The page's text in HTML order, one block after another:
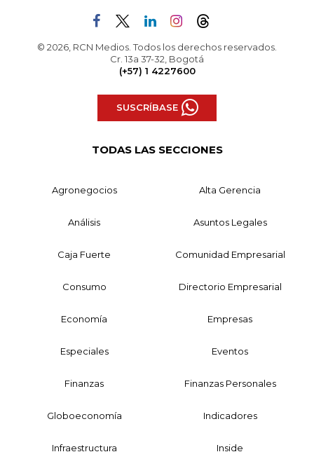
© 2026, RCN Medios. Todos los derechos reservados.
Cr. 13a 37-32, Bogotá
(+57) 1 4227600
SUSCRÍBASE
TODAS LAS SECCIONES
Agronegocios Alta Gerencia
Análisis Asuntos Legales
Caja Fuerte Comunidad Empresarial
Consumo Directorio Empresarial
Economía Empresas
Especiales Eventos
Finanzas Finanzas Personales
Globoeconomía Indicadores
Infraestructura Inside